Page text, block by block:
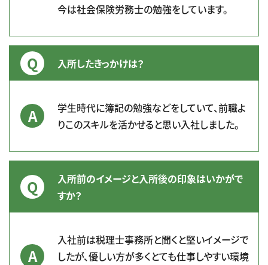
今は社会保険労務士の勉強をしています。
入所したきっかけは？
学生時代に簿記の勉強などをしていて、前職よ
りこのスキルを活かせると思い入社しました。
入所前のイメージと入所後の印象はいかがで
すか？
入社前は税理士事務所と聞くと堅いイメージで
したが、優しい方が多くとても仕事しやすい環境